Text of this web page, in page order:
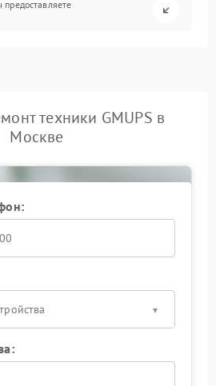
техники GMUPS в
Москве